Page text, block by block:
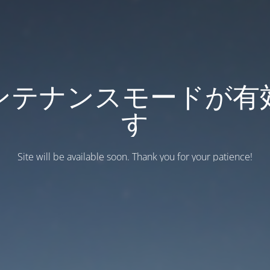
テナンスモードが有
す
Site will be available soon. Thank you for your patience!